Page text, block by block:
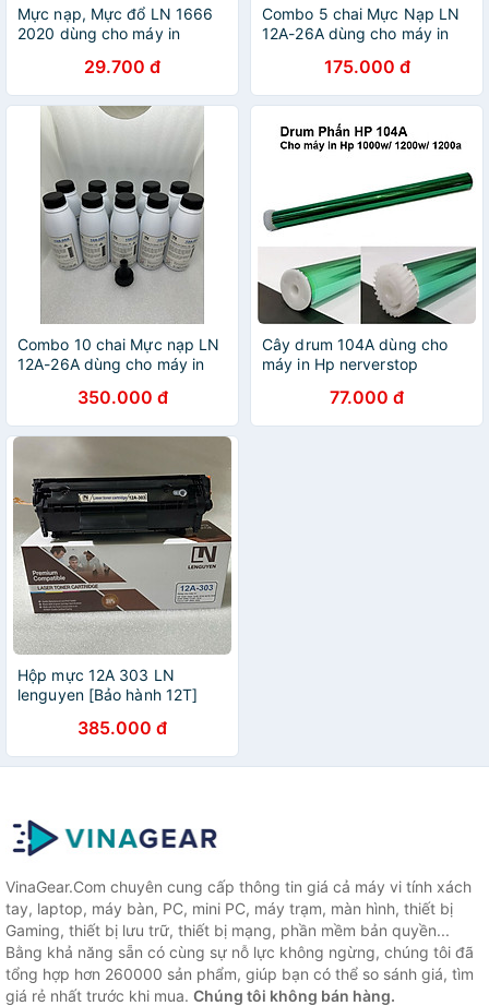
Mực nạp, Mực đổ LN 1666
2020 dùng cho máy in
ML 2161, SL-M2020 trọng
lượng 80g - hàng chính
hãng
29.700 đ
Combo 5 chai Mực Nạp LN
12A-26A dùng cho máy in
đậm đẹp, ít thải 140g + 1
Phễu - hàng chính hãng
175.000 đ
Combo 10 chai Mực nạp LN
12A-26A dùng cho máy in
+ 1 Phễu - hàng chính hãng
350.000 đ
Cây drum 104A dùng cho
máy in Hp nerverstop
trống 104A/ W1104A - hàng
nhập khẩu
77.000 đ
Hộp mực 12A 303 LN
lenguyen [Bảo hành 12T]
2900, Hp 1020, 1022, 3050,
1319F - 2000 trang in. Hàng
chính hãng
385.000 đ
VinaGear.Com chuyên cung cấp thông tin giá cả máy vi tính xách
tay, laptop, máy bàn, PC, mini PC, máy trạm, màn hình, thiết bị
Gaming, thiết bị lưu trữ, thiết bị mạng, phần mềm bản quyền...
Bằng khả năng sẵn có cùng sự nỗ lực không ngừng, chúng tôi đã
tổng hợp hơn 260000 sản phẩm, giúp bạn có thể so sánh giá, tìm
giá rẻ nhất trước khi mua. Chúng tôi không bán hàng.